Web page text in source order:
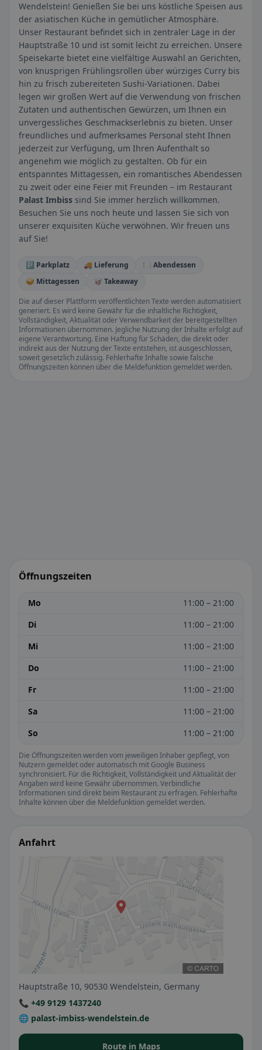
Wendelstein! Genießen Sie bei uns köstliche Speisen aus
der asiatischen Küche in gemütlicher Atmosphäre.
Unser Restaurant befindet sich in zentraler Lage in der
Hauptstraße 10 und ist somit leicht zu erreichen. Unsere
Speisekarte bietet eine vielfältige Auswahl an Gerichten,
von knusprigen Frühlingsrollen über würziges Curry bis
hin zu frisch zubereiteten Sushi-Variationen. Dabei
legen wir großen Wert auf die Verwendung von frischen
Zutaten und authentischen Gewürzen, um Ihnen ein
unvergessliches Geschmackserlebnis zu bieten. Unser
freundliches und aufmerksames Personal steht Ihnen
jederzeit zur Verfügung, um Ihren Aufenthalt so
angenehm wie möglich zu gestalten. Ob für ein
entspanntes Mittagessen, ein romantisches Abendessen
zu zweit oder eine Feier mit Freunden – im Restaurant
Palast Imbiss sind Sie immer herzlich willkommen.
Besuchen Sie uns noch heute und lassen Sie sich von
unserer exquisiten Küche verwöhnen. Wir freuen uns
auf Sie!
🅿️ Parkplatz 🚚 Lieferung
🍽️ Abendessen
🥪 Mittagessen
🥡 Takeaway
Die auf dieser Plattform veröffentlichten Texte werden automatisiert
generiert. Es wird keine Gewähr für die inhaltliche Richtigkeit,
Vollständigkeit, Aktualität oder Verwendbarkeit der bereitgestellten
Informationen übernommen. Jegliche Nutzung der Inhalte erfolgt auf
eigene Verantwortung. Eine Haftung für Schäden, die direkt oder
indirekt aus der Nutzung der Texte entstehen, ist ausgeschlossen,
soweit gesetzlich zulässig. Fehlerhafte Inhalte sowie falsche
Öffnungszeiten können über die Meldefunktion gemeldet werden.
Öffnungszeiten
Mo
11:00 – 21:00
Di
11:00 – 21:00
Mi
11:00 – 21:00
Do
11:00 – 21:00
Fr
11:00 – 21:00
Sa
11:00 – 21:00
So
11:00 – 21:00
Die Öffnungszeiten werden vom jeweiligen Inhaber gepflegt, von
Nutzern gemeldet oder automatisch mit Google Business
synchronisiert. Für die Richtigkeit, Vollständigkeit und Aktualität der
Angaben wird keine Gewähr übernommen. Verbindliche
Informationen sind direkt beim Restaurant zu erfragen. Fehlerhafte
Inhalte können über die Meldefunktion gemeldet werden.
Anfahrt
Hauptstraße 10, 90530 Wendelstein, Germany
📞 +49 9129 1437240
🌐 palast-imbiss-wendelstein.de
Route in Maps